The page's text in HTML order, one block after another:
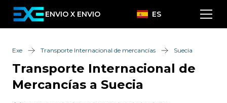
ENVIO X ENVIO ES
Exe Transporte Internacional de mercancías Suecia
Transporte Internacional de
Mercancías a Suecia